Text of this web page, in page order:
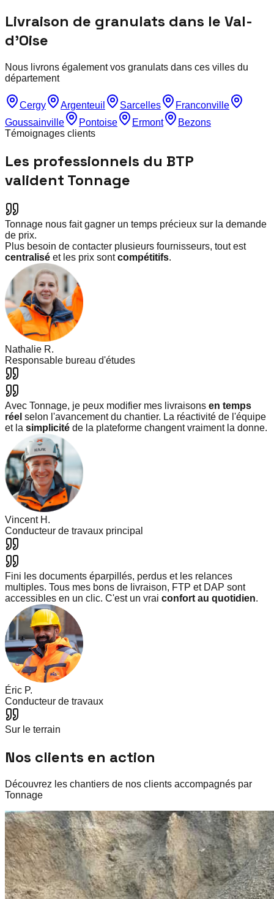
Livraison de granulats dans le Val-
d'Oise
Nous livrons également vos granulats dans ces villes du
département
Cergy Argenteuil Sarcelles
Franconville
Goussainville
Pontoise Ermont
Bezons
Témoignages clients
Les professionnels du BTP
valident Tonnage
Tonnage nous fait gagner un temps précieux sur la demande
de prix.
Plus besoin de contacter plusieurs fournisseurs, tout est
centralisé et les prix sontcompétitifs.
Nathalie R.
Responsable bureau d'études
Avec Tonnage, je peux modifier mes livraisons en temps
réel selon l'avancement du chantier. La réactivité de l'équipe
et la simplicité de la plateforme changent vraiment la donne.
Vincent H.
Conducteur de travaux principal
Fini les documents éparpillés, perdus et les relances
multiples. Tous mes bons de livraison, FTP et DAP sont
accessibles en un clic. C'est un vrai confort au quotidien.
Éric P.
Conducteur de travaux
Sur le terrain
Nos clients en action
Découvrez les chantiers de nos clients accompagnés par
Tonnage